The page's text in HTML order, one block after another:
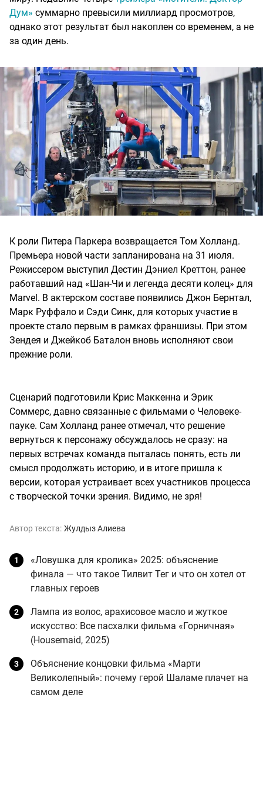
Дум» суммарно превысили миллиард просмотров,
однако этот результат был накоплен со временем, а не
за один день.
К роли Питера Паркера возвращается Том Холланд.
Премьера новой части запланирована на 31 июля.
Режиссером выступил Дестин Дэниел Креттон, ранее
работавший над «Шан-Чи и легенда десяти колец» для
Marvel. В актерском составе появились Джон Бернтал,
Марк Руффало и Сэди Синк, для которых участие в
проекте стало первым в рамках франшизы. При этом
Зендея и Джейкоб Баталон вновь исполняют свои
прежние роли.
Сценарий подготовили Крис Маккенна и Эрик
Соммерс, давно связанные с фильмами о Человеке-
пауке. Сам Холланд ранее отмечал, что решение
вернуться к персонажу обсуждалось не сразу: на
первых встречах команда пыталась понять, есть ли
смысл продолжать историю, и в итоге пришла к
версии, которая устраивает всех участников процесса
с творческой точки зрения. Видимо, не зря!
Автор текста: Жулдыз Алиева
«Ловушка для кролика» 2025: объяснение
финала — что такое Тилвит Тег и что он хотел от
главных героев
Лампа из волос, арахисовое масло и жуткое
искусство: Все пасхалки фильма «Горничная»
(Housemaid, 2025)
Объяснение концовки фильма «Марти
Великолепный»: почему герой Шаламе плачет на
самом деле